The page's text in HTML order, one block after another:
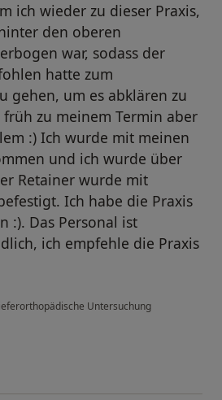
ich wieder zu dieser Praxis,
den oberen
war, sodass der
hatte zum
gehen, um es abklären zu
früh zu meinem Termin aber
:) Ich wurde mit meinen
und ich wurde über
Retainer wurde mit
Ich habe die Praxis
:). Das Personal ist
ich empfehle die Praxis
Untersuchung